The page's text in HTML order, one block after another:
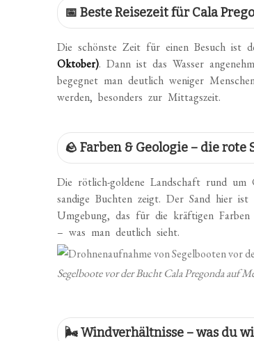
📅 Beste Reisezeit für Cala
Die schönste Zeit für einen Besuch ist
Oktober). Dann ist das Wasser
begegnet man deutlich weniger
werden, besonders zur Mittagszeit.
🪨 Farben & Geologie – die rote
Die rötlich-goldene Landschaft rund
sandige Buchten zeigt. Der Sand hier
Umgebung, das für die kräftigen
– was man deutlich sieht.
Segelboote vor der Bucht Cala Pregonda auf
🌬️ Windverhältnisse – was du